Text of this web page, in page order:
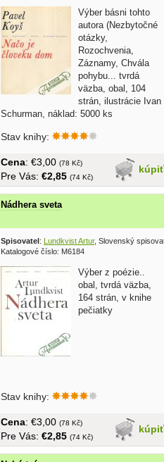
Výber básni tohto
autora (Nezbytočné
otázky,
Rozochvenia,
Záznamy, Chvála
pohybu... tvrdá
väzba, obal, 104
strán, ilustrácie Ivan
Schurman, náklad: 5000 ks
Stav knihy:
kúpiť
Cena: €3,00 (78 Kč)
Pre Vás: €2,85 (74 Kč)
Nádhera sveta
Spisovatel: Lundkvist Artur, Slovenský
Katalogové číslo: M6184
Výber z poézie..
obal, tvrdá väzba,
164 strán, v knihe
pečiatky
Stav knihy:
kúpiť
Cena: €3,00 (78 Kč)
Pre Vás: €2,85 (74 Kč)